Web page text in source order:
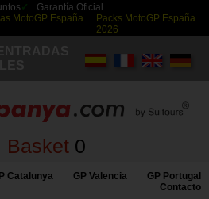
Garantía Oficial
MotoGP España
Packs MotoGP España
2026
Basket0
Catalunya GP Valencia
GP Portugal
Contacto